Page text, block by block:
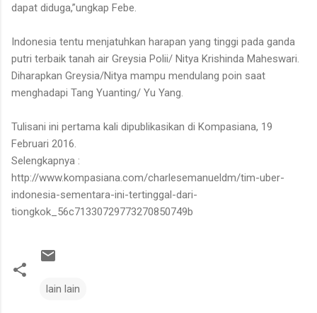
dapat diduga,”ungkap Febe.
Indonesia tentu menjatuhkan harapan yang tinggi pada ganda
putri terbaik tanah air Greysia Polii/ Nitya Krishinda Maheswari.
Diharapkan Greysia/Nitya mampu mendulang poin saat
menghadapi Tang Yuanting/ Yu Yang.
Tulisani ini pertama kali dipublikasikan di Kompasiana, 19
Februari 2016.
Selengkapnya :
http://www.kompasiana.com/charlesemanueldm/tim-uber-
indonesia-sementara-ini-tertinggal-dari-
tiongkok_56c71330729773270850749b
lain lain